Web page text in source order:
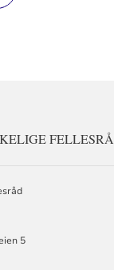
5